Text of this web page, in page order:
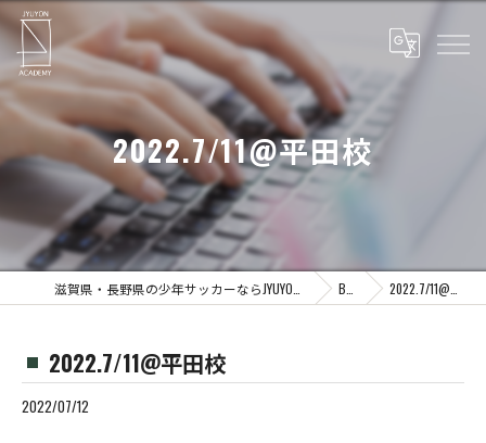
2022.7/11@平田校
Blog 2022.7/11@平田校
2022.7/11@平田校
2022/07/12